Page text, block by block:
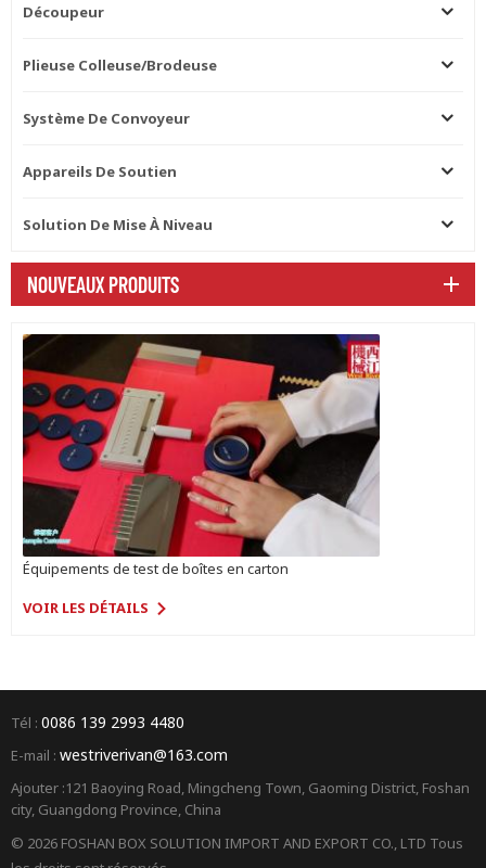
Découpeur
Plieuse Colleuse/brodeuse
Système De Convoyeur
Appareils De Soutien
Solution De Mise À Niveau
NOUVEAUX PRODUITS
Équipements de test de boîtes en carton
VOIR LES DÉTAILS
Tél : 0086 139 2993 4480
E-mail : westriverivan@163.com
Ajouter :121 Baoying Road, Mingcheng Town, Gaoming District, Foshan
city, Guangdong Province, China
© 2026 FOSHAN BOX SOLUTION IMPORT AND EXPORT CO., LTD Tous